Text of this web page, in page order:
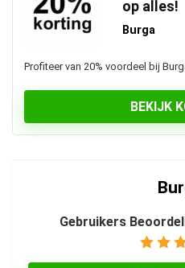
op alles!
Burga
Profiteer van 20% voordeel bij
BEKIJK
Gebruikers